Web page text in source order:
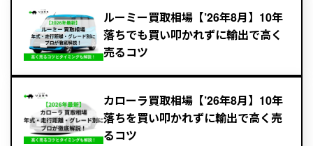
ルーミー買取相場【’26年8月】10年
落ちでも買い叩かれずに輸出で高く
売るコツ
カローラ買取相場【’26年8月】10年
落ちを買い叩かれずに輸出で高く売
るコツ